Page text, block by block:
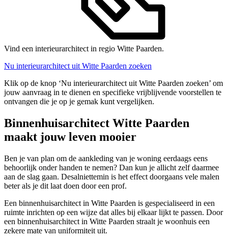
Vind een interieurarchitect in regio Witte Paarden.
Nu interieurarchitect uit Witte Paarden zoeken
Klik op de knop ‘Nu interieurarchitect uit Witte Paarden zoeken’ om
jouw aanvraag in te dienen en specifieke vrijblijvende voorstellen te
ontvangen die je op je gemak kunt vergelijken.
Binnenhuisarchitect Witte Paarden
maakt jouw leven mooier
Ben je van plan om de aankleding van je woning eerdaags eens
behoorlijk onder handen te nemen? Dan kun je allicht zelf daarmee
aan de slag gaan. Desalniettemin is het effect doorgaans vele malen
beter als je dit laat doen door een prof.
Een binnenhuisarchitect in Witte Paarden is gespecialiseerd in een
ruimte inrichten op een wijze dat alles bij elkaar lijkt te passen. Door
een binnenhuisarchitect in Witte Paarden straalt je woonhuis een
zekere mate van uniformiteit uit.